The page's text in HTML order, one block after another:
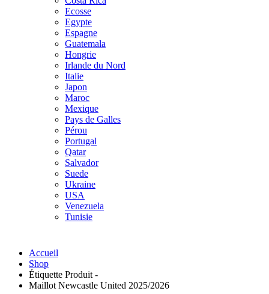
Ecosse
Egypte
Espagne
Guatemala
Hongrie
Irlande du Nord
Italie
Japon
Maroc
Mexique
Pays de Galles
Pérou
Portugal
Qatar
Salvador
Suede
Ukraine
USA
Venezuela
Tunisie
Accueil
Shop
Étiquette Produit -
Maillot Newcastle United 2025/2026